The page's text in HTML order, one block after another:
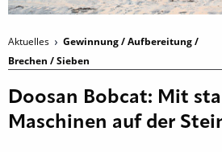
Aktuelles
Gewinnung / Aufbereitung /
Brechen / Sieben
Doosan Bobcat: Mit
Maschinen auf der